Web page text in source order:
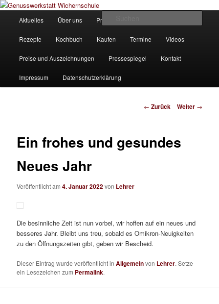
Zum
wechseln
Genusswerkstatt Wichernschule
Unsere Homepage
Aktuelles Über uns Produkte
Rezepte Kochbuch Kaufen Termine Videos
Preise und Auszeichnungen Pressespiegel Kontakt
Impressum Datenschutzerklärung
Beitrags-
← Zurück Weiter →
Ein frohes und gesundes
Neues Jahr
Veröffentlicht am4. Januar 2022von Lehrer
Die besinnliche Zeit ist nun vorbei, wir hoffen auf ein neues und
besseres Jahr. Bleibt uns treu, sobald es Omikron-Neuigkeiten
zu den Öffnungszeiten gibt, geben wir Bescheid.
Dieser Eintrag wurde veröffentlicht inAllgemeinvon Lehrer. Setze
ein Lesezeichen zum Permalink.